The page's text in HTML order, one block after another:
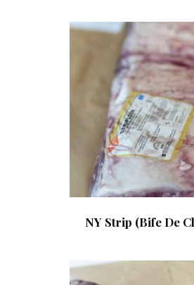
NY Strip (Bife De